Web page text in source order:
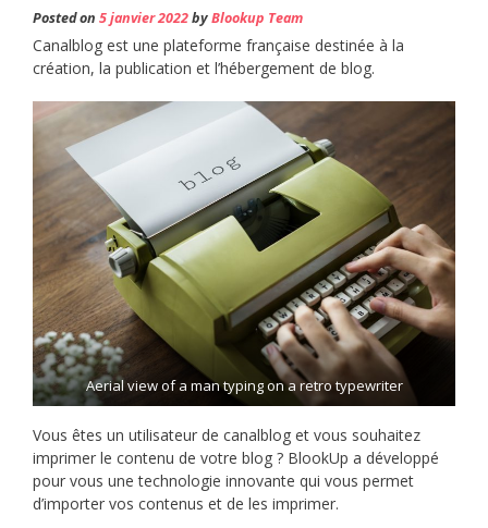
Posted on 5 janvier 2022byBlookup Team
Canalblog est une plateforme française destinée à la
création, la publication et l’hébergement de blog.
Aerial view of a man typing on a retro typewriter
Vous êtes un utilisateur de canalblog et vous souhaitez
imprimer le contenu de votre blog ? BlookUp a développé
pour vous une technologie innovante qui vous permet
d’importer vos contenus et de les imprimer.